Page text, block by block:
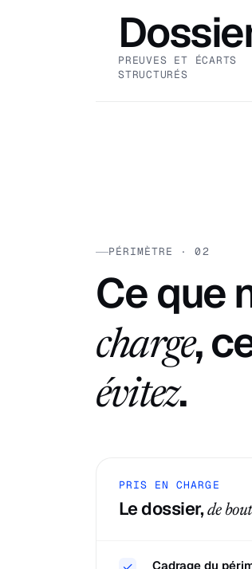
PREUVES ET ÉCARTS
STRUCTURÉS
PÉRIMÈTRE · 02
Ce que
charge,
évitez.
PRIS EN CHARGE
Le dossier,de
Cadrage du